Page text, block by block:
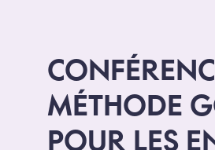
MÉTHODE
POUR LES